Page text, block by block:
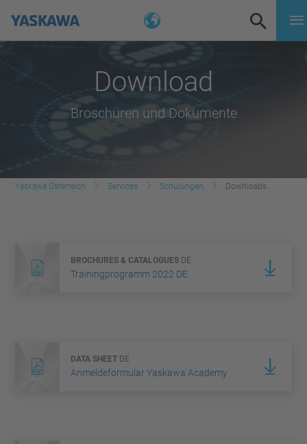
Download
Broschüren und Dokumente
Yaskawa Österreich Services Schulungen Downloads
BROCHURES & CATALOGUES DE
Trainingprogramm 2022 DE
DATA SHEET DE
Anmeldeformular Yaskawa Academy